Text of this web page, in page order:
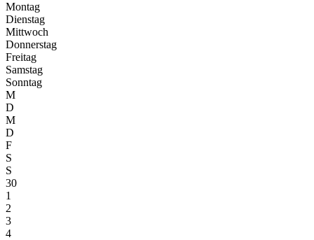
Montag
Dienstag
Mittwoch
Donnerstag
Freitag
Samstag
Sonntag
M
D
M
D
F
S
S
30
1
2
3
4